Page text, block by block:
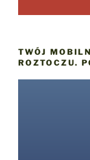
TWÓJ
ROZTOCZU.